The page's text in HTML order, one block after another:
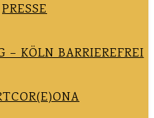
PRESSE
– KÖLN BARRIEREFREI